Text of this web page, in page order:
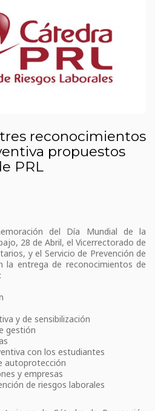
reconocimientos
propuestos
PRL
del Día Mundial de la
28 de Abril, el Vicerrectorado de
y el Servicio de Prevención de
la entrega de reconocimientos de
y de sensibilización
gestión
con los estudiantes
autoprotección
y empresas
de riesgos laborales